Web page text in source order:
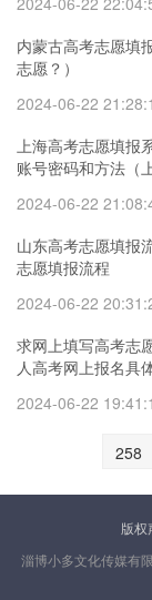
内蒙古高考志愿填
志愿？）
2024-06-22
上海高考志愿填报
账号密码和方法（
2024-06-22
山东高考志愿填报
志愿填报流程
2024-06-22
求网上填写高考志
人高考网上报名具
2024-06-22
258
版权
淄博小多文化传媒有